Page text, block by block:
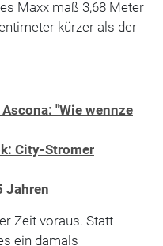
Maxx maß 3,68 Meter
kürzer als der
"Wie wennze
City-Stromer
Jahren
Zeit voraus. Statt
ein damals